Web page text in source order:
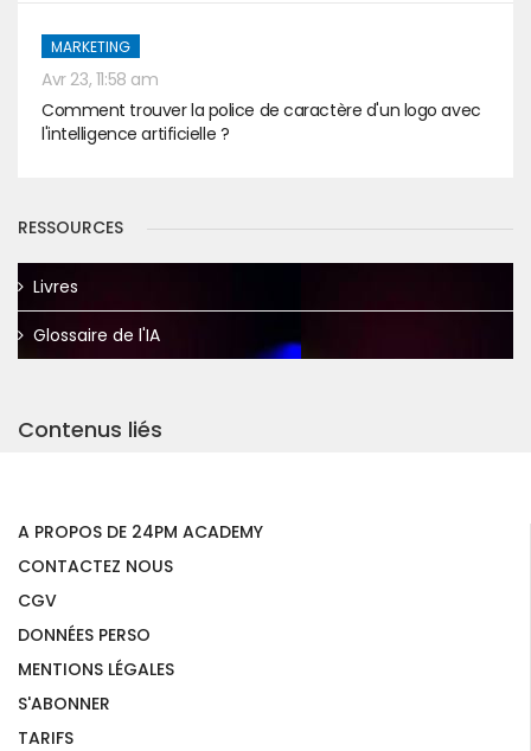
MARKETING
Avr 23, 11:58 am
Comment trouver la police de caractère d'un logo avec
l'intelligence artificielle ?
RESSOURCES
Livres
Glossaire de l'IA
Contenus liés
A PROPOS DE 24PM ACADEMY
CONTACTEZ NOUS
CGV
DONNÉES PERSO
MENTIONS LÉGALES
S'ABONNER
TARIFS